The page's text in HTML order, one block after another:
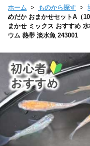
ホーム ものから探す
めだか おまかせセットA（
まかせ ミックス おすすめ
ウム 熱帯 淡水魚 243001